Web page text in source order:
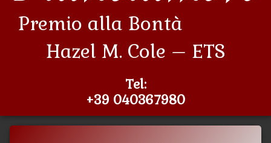
Premio alla Bontà
Hazel M. Cole – ETS
Tel:
+39 040367980